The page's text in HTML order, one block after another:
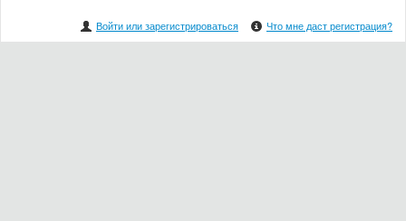
Войти или зарегистрироваться Что мне даст регистрация?